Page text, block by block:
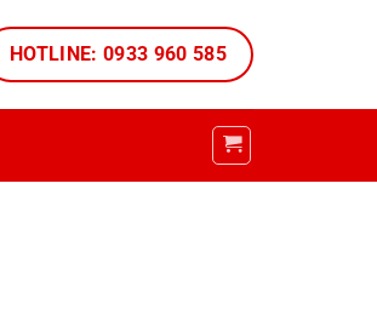
HOTLINE: 0933 960 585